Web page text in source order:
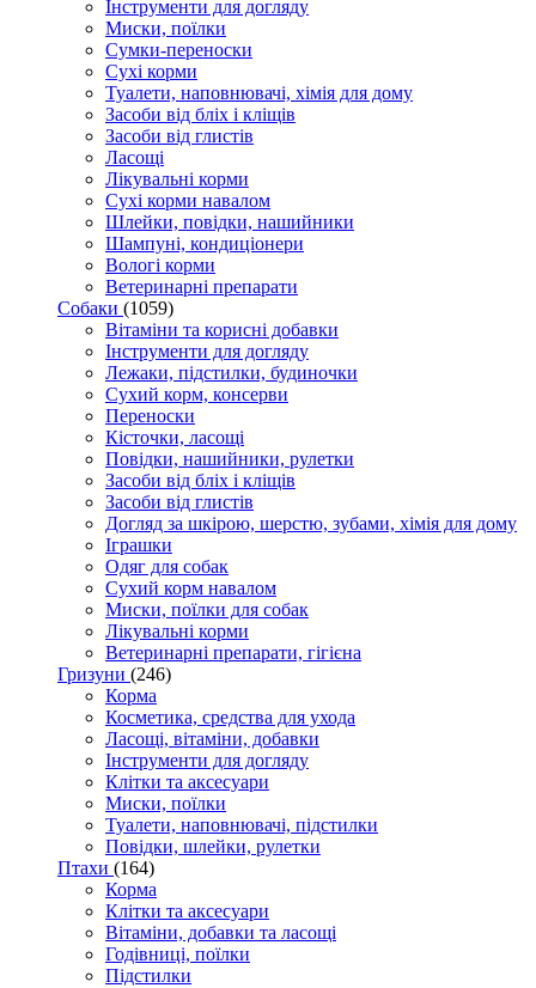
Інструменти для догляду
Миски, поїлки
Сумки-переноски
Сухі корми
Туалети, наповнювачі, хімія для дому
Засоби від бліх і кліщів
Засоби від глистів
Ласощі
Лікувальні корми
Сухі корми навалом
Шлейки, повідки, нашийники
Шампуні, кондиціонери
Вологі корми
Ветеринарні препарати
Собаки (1059)
Вітаміни та корисні добавки
Інструменти для догляду
Лежаки, підстилки, будиночки
Сухий корм, консерви
Переноски
Кісточки, ласощі
Повідки, нашийники, рулетки
Засоби від бліх і кліщів
Засоби від глистів
Догляд за шкірою, шерстю, зубами, хімія для дому
Іграшки
Одяг для собак
Сухий корм навалом
Миски, поїлки для собак
Лікувальні корми
Ветеринарні препарати, гігієна
Гризуни (246)
Корма
Косметика, средства для ухода
Ласощі, вітаміни, добавки
Інструменти для догляду
Клітки та аксесуари
Миски, поїлки
Туалети, наповнювачі, підстилки
Повідки, шлейки, рулетки
Птахи (164)
Корма
Клітки та аксесуари
Вітаміни, добавки та ласощі
Годівниці, поїлки
Підстилки